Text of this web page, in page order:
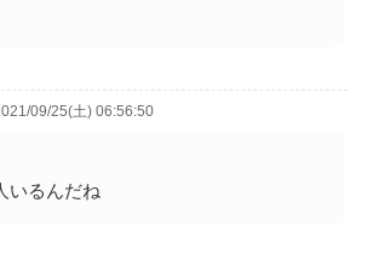
09/25(土) 06:56:50
いるんだね